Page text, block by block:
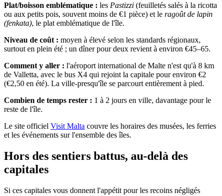
Plat/boisson emblématique : les Pastizzi (feuilletés salés à la ricotta
ou aux petits pois, souvent moins de €1 pièce) et le ragoût de lapin
(fenkata), le plat emblématique de l'île.
Niveau de coût : moyen à élevé selon les standards régionaux,
surtout en plein été ; un dîner pour deux revient à environ €45–65.
Comment y aller : l'aéroport international de Malte n'est qu'à 8 km
de Valletta, avec le bus X4 qui rejoint la capitale pour environ €2
(€2,50 en été). La ville-presqu'île se parcourt entièrement à pied.
Combien de temps rester : 1 à 2 jours en ville, davantage pour le
reste de l'île.
Le site officiel Visit Malta couvre les horaires des musées, les ferries
et les événements sur l'ensemble des îles.
Hors des sentiers battus, au-delà des
capitales
Si ces capitales vous donnent l'appétit pour les recoins négligés